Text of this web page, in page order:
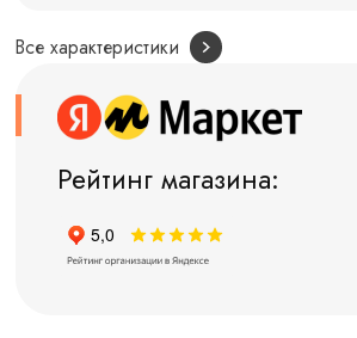
Все характеристики
Рейтинг магазина: